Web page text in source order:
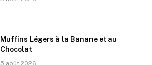
Muffins Légers à la Banane et au
Chocolat